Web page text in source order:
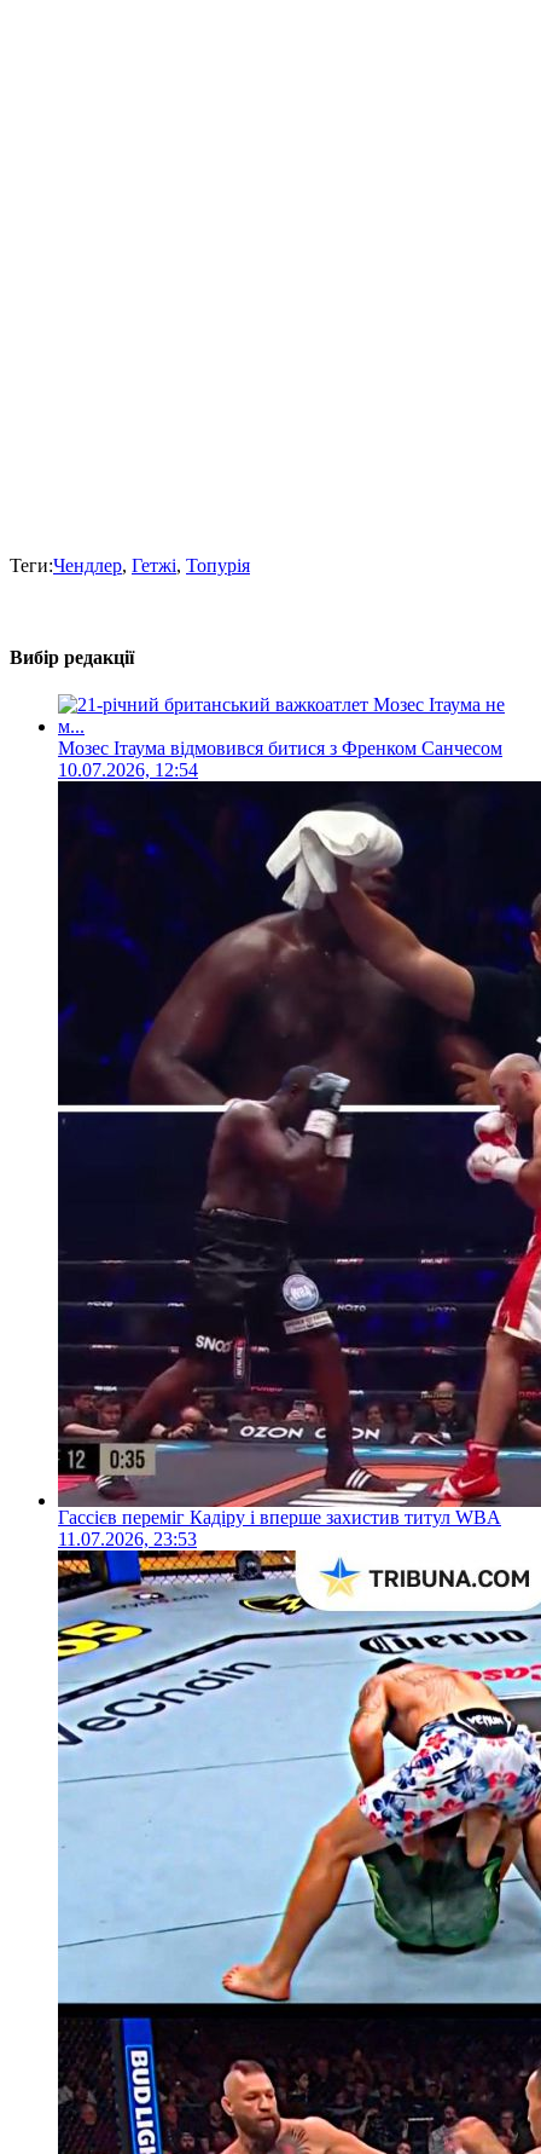
Теги:Чендлер, Гетжі, Топурія
Вибір редакції
Мозес Ітаума відмовився битися з Френком Санчесом
10.07.2026, 12:54
Гассієв переміг Кадіру і вперше захистив титул WBA
11.07.2026, 23:53